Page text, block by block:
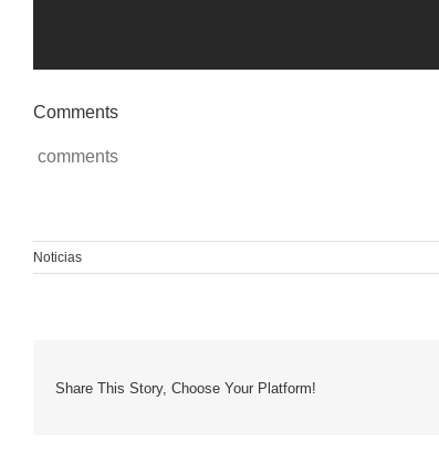
Comments
comments
Noticias
Share This Story, Choose Your Platform!